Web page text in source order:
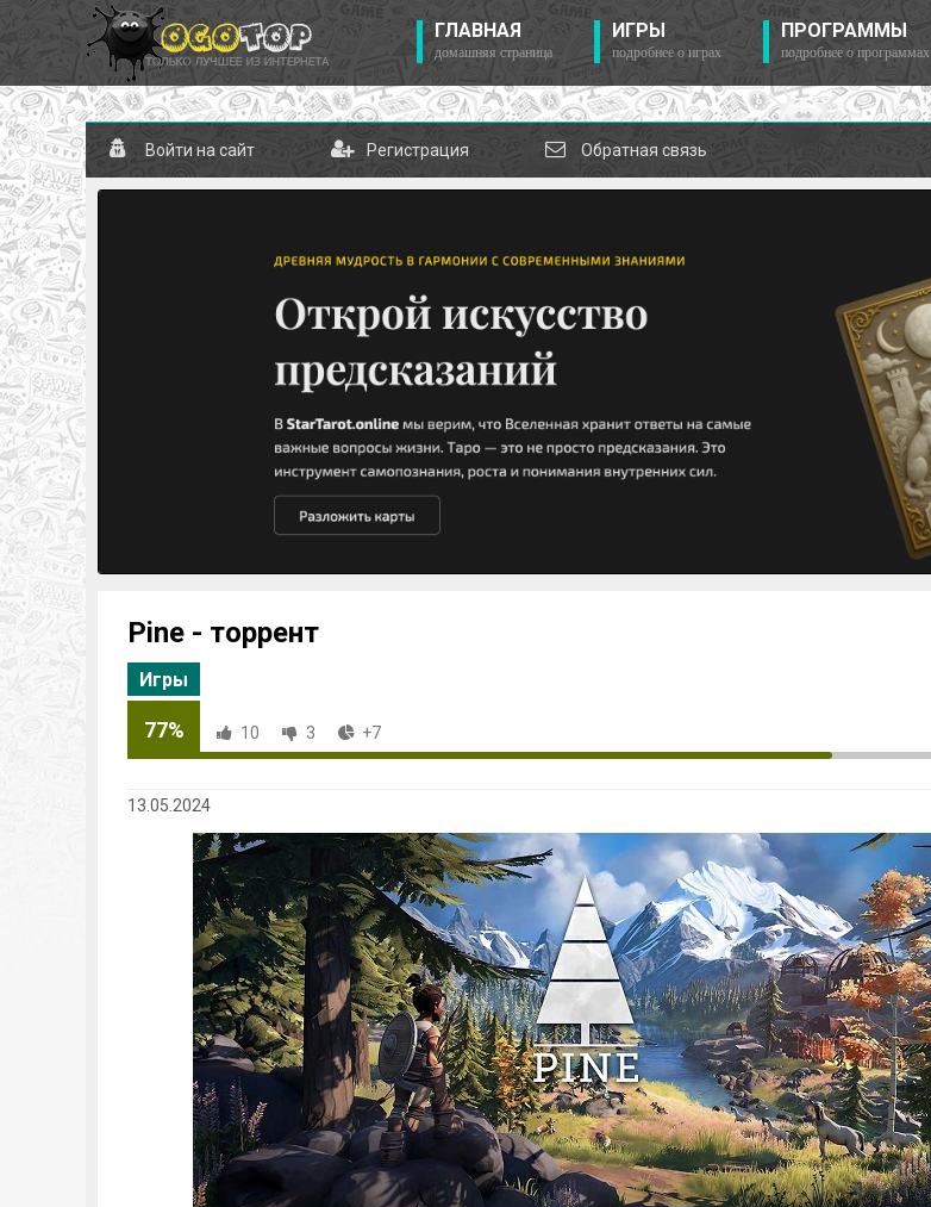
ГЛАВНАЯ
домашняя страница
ИГРЫ
подробнее о играх
ПРОГРАММЫ
подробнее о программах
Войти на сайт Регистрация Обратная связь
Pine - торрент
Игры
77% 10 3 +7
13.05.2024